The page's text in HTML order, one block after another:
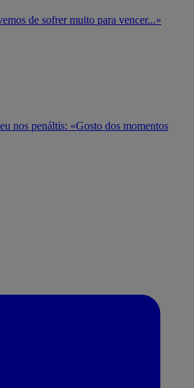
de sofrer muito para vencer...»
nos penáltis: «Gosto dos momentos